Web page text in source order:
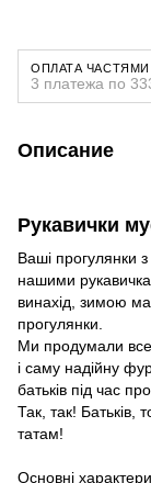
ОПЛАТА ЧАСТЯМИ
3 платежа по
Описание
Рукавички
Ваші прогулянки
нашими
винахід, зимою
прогулянки.
Ми продумали все
і саму надійну
батьків під час
Так, так! Батьків,
татам!
Основні